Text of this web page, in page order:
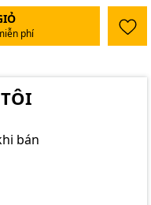
phí
bán